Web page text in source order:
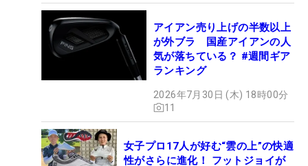
アイアン売り上げの半数以上
が外ブラ 国産アイアンの人
気が落ちている？ #週間ギア
ランキング
2026年7月30日 (木) 18時00分
11
女子プロ17人が好む“雲の上”の快適
性がさらに進化！ フットジョイが